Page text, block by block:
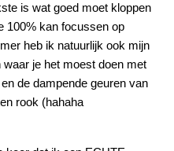
is wat goed moet kloppen
100% kan focussen op
heb ik natuurlijk ook mijn
je het moest doen met
de dampende geuren van
rook (hahaha